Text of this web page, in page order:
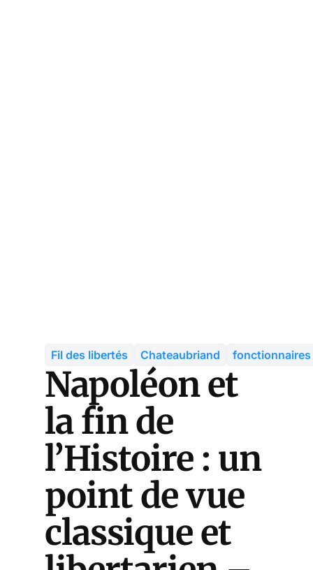
Fil des libertés Chateaubriand fonctionnaires
Napoléon et
la fin de
l’Histoire : un
point de vue
classique et